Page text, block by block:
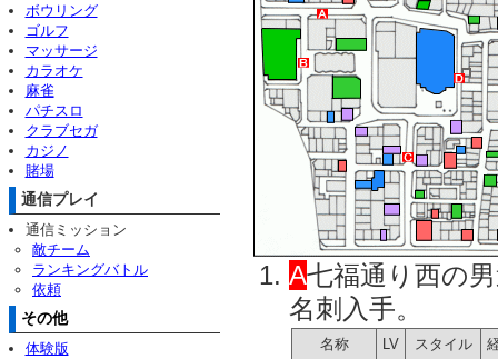
A七福通り西の
名刺入手。
名称 LV スタイル
ボウリング
ゴルフ
マッサージ
カラオケ
麻雀
パチスロ
クラブセガ
カジノ
賭場
通信プレイ
通信ミッション
敵チーム
ランキングバトル
依頼
その他
体験版